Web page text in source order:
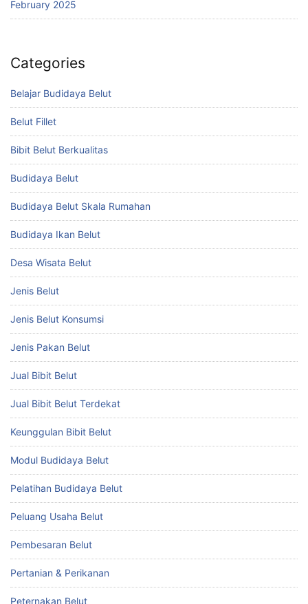
February 2025
Categories
Belajar Budidaya Belut
Belut Fillet
Bibit Belut Berkualitas
Budidaya Belut
Budidaya Belut Skala Rumahan
Budidaya Ikan Belut
Desa Wisata Belut
Jenis Belut
Jenis Belut Konsumsi
Jenis Pakan Belut
Jual Bibit Belut
Jual Bibit Belut Terdekat
Keunggulan Bibit Belut
Modul Budidaya Belut
Pelatihan Budidaya Belut
Peluang Usaha Belut
Pembesaran Belut
Pertanian & Perikanan
Peternakan Belut